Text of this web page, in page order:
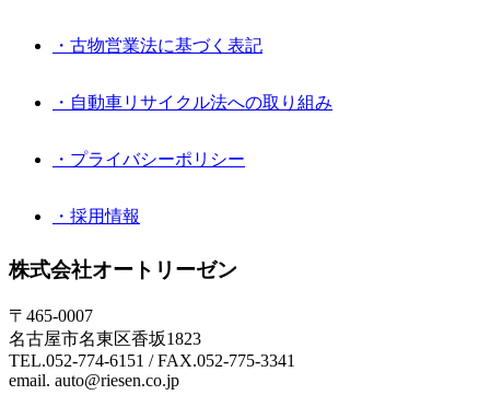
・古物営業法に基づく表記
・自動車リサイクル法への取り組み
・プライバシーポリシー
・採用情報
株式会社オートリーゼン
〒465-0007
名古屋市名東区香坂1823
TEL.052-774-6151 / FAX.052-775-3341
email. auto@riesen.co.jp